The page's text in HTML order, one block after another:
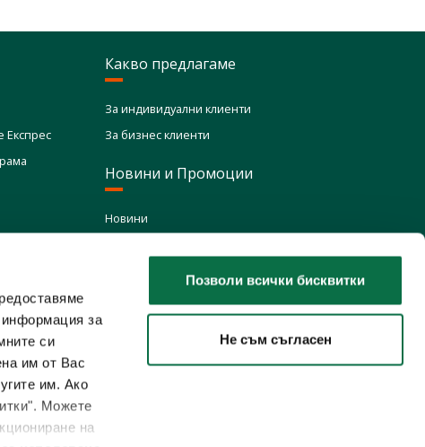
за
си
им от Вас
им. Ако
Можете
на
Позволи всички бисквитки
Не съм съгласен
Експрес
Какво предлагаме
За индивидуални клиенти
За бизнес клиенти
Новини и Промоции
Новини